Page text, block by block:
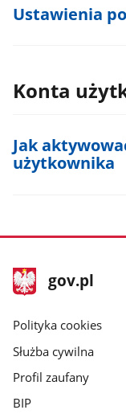
Ustawienia
Konta
Jak
użytkownika
stopka
gov.pl
Strona
gov.pl
gov.pl
Polityka cookies
Służba cywilna
Profil zaufany
BIP